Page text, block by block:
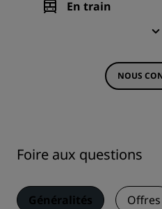
En train
NOUS
Foire aux questions
Généralités Offres